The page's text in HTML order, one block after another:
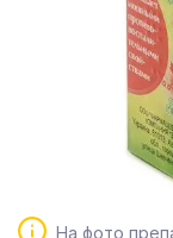
На фото